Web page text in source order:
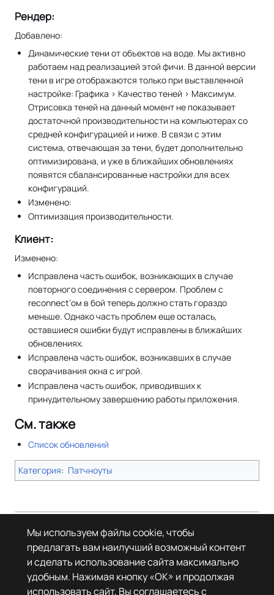
Рендер:
Добавлено:
Динамические тени от объектов на воде. Мы активно
работаем над реализацией этой фичи. В данной версии
тени в игре отображаются только при выставленной
настройке: Графика > Качество теней > Максимум.
Отрисовка теней на данный момент не показывает
достаточной производительности на компьютерах со
средней конфигурацией и ниже. В связи с этим
система, отвечающая за тени, будет дополнительно
оптимизирована, и уже в ближайших обновлениях
появятся сбалансированные настройки для всех
конфигураций.
Изменено:
Оптимизация производительности.
Клиент:
Изменено:
Исправлена часть ошибок, возникающих в случае
повторного соединения с сервером. Проблем с
reconnect’ом в бой теперь должно стать гораздо
меньше. Однако часть проблем еще осталась,
оставшиеся ошибки будут исправлены в ближайших
обновлениях.
Исправлена часть ошибок, возникавших в случае
сворачивания окна с игрой.
Исправлена часть ошибок, приводивших к
принудительному завершению работы приложения.
См. также
Список обновлений
Категория: Патчноуты
Страница в последний раз была отредактирована 3 октября 2024
года в 13:13.
© Леста Игры, 2022–2026. Игры «Мир танков», «Мир кораблей», Tanks
Blitz основаны на интеллектуальной собственности третьих лиц. Все
права на объекты прав третьих лиц принадлежат их законным
правообладателям.
Мы используем файлы cookie, чтобы
предлагать вам наилучший возможный контент
и сделать использование сайта максимально
удобным. Нажимая кнопку «OK» и продолжая
использовать сайт, Вы соглашаетесь с